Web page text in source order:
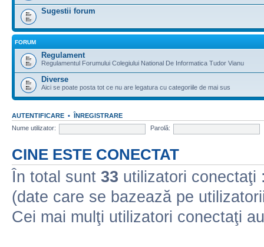
Sugestii forum
FORUM
Regulament
Regulamentul Forumului Colegiului National De Informatica Tudor Vianu
Diverse
Aici se poate posta tot ce nu are legatura cu categoriile de mai sus
AUTENTIFICARE • ÎNREGISTRARE
Nume utilizator:
Parolă:
CINE ESTE CONECTAT
În total sunt 33 utilizatori conectaţi
(date care se bazează pe
Cei mai mulţi utilizatori conectaţi